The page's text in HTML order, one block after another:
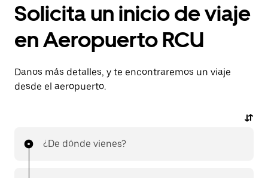
Solicita un inicio de viaje
en Aeropuerto RCU
Danos más detalles, y te encontraremos un viaje
desde el aeropuerto.
¿De dónde vienes?